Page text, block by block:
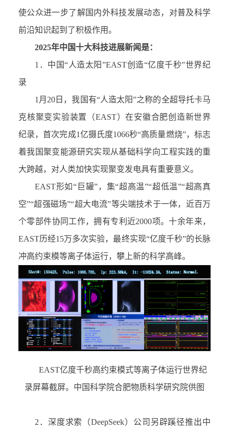
使公众进一步了解国内外科技发展动态，对普及科学
前沿知识起到了积极作用。
2025年中国十大科技进展新闻是：
1． 中国“人造太阳”EAST创造“亿度千秒”世界纪
录
1 月 20 日，我国有“人造太阳”之称的全超导托卡马
克核聚变实验装置（EAST）在安徽合肥创造新世界
纪录，首次完成1亿摄氏度1066秒“高质量燃烧”，标志
着我国聚变能源研究实现从基础科学向工程实践的重
大跨越，对人类加快实现聚变发电具有重要意义。
EAST形如“ 巨罐”，集“超高温”“超低温”“超高真
空”“超强磁场”“超大电流”等尖端技术于一体，近百万
个零部件协同工作，拥有专利近2000项。十余年来，
EAST历经15万多次实验，最终实现“亿度千秒”的长脉
冲高约束模等离子体运行，攀上新的科学高峰。
EAST亿度千秒高约束模式等离子体运行世界纪
录屏幕截屏。中国科学院合肥物质科学研究院供图
2． 深度求索（DeepSeek）公司另辟蹊径推出中